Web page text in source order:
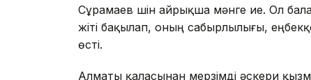
Сұрамаев үшін айрықша мәнге ие. Ол
жіті бақылап, оның сабырлылығы,
өсті.
Алматы қаласынан мерзімді әскери